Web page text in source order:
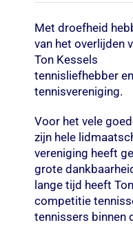
Met droefheid
van het overlijden
Ton Kessels
tennisliefhebber
tennisvereniging.
Voor het vele
zijn hele
vereniging heeft
grote
lange tijd heeft
competitie
tennissers binnen